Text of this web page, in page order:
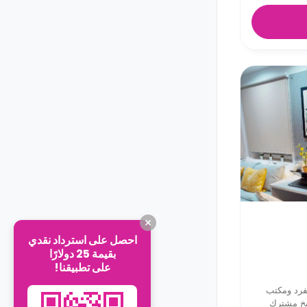
ومكتب
مشترك
احصل على استرداد نقدي
بقيمة 25 دولارًا
على تطبيقنا!